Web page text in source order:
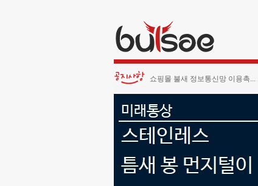
쇼핑몰 불새 정보통신망 이용촉...